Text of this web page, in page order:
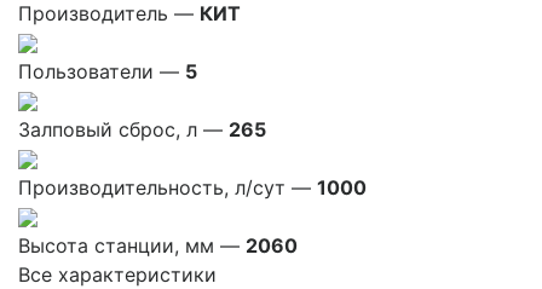
Производитель — КИТ
Пользователи — 5
Залповый сброс, л — 265
Производительность, л/сут — 1000
Высота станции, мм — 2060
Все характеристики